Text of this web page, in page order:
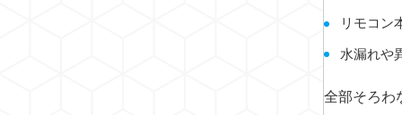
リモコン
水漏れや
全部そろわ